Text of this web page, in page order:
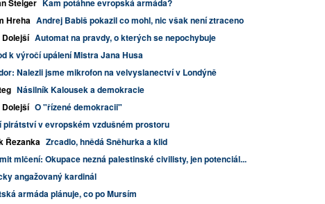
Steiger Kam potáhne evropská armáda?
Hreha Andrej Babiš pokazil co mohl, nic však není ztraceno
Automat na pravdy, o kterých se nepochybuje
k výročí upálení Mistra Jana Husa
Nalezli jsme mikrofon na velvyslanectví v Londýně
Násilník Kalousek a demokracie
O "řízené demokracii"
pirátství v evropském vzdušném prostoru
Řezanka Zrcadlo, hnědá Sněhurka a klid
mlčení: Okupace nezná palestinské civilisty, jen potenciál...
angažovaný kardinál
armáda plánuje, co po Mursím